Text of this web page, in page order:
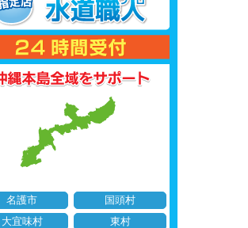
名護市
国頭村
大宜味村
東村